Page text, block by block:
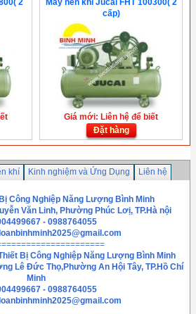
2
Máy nén khí Jucai FHT 100300( 2
cấp)
Giá mới: Liên hệ để biết
Đặt hàng
khí Kinh nghiệm và Ứng Dụng Liên hệ
Công Nghiệp Năng Lượng Bình Minh
Văn Linh, Phường Phúc Lơị, TP.Hà nội
- 0988764055
Bị Công Nghiệp Năng Lượng Bình Minh
Lê Đức Thọ,Phường An Hội Tây, TP.Hồ Chí
Minh
- 0988764055